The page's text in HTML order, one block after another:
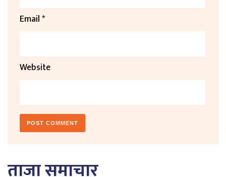
Email*
Website
ताजा समाचार